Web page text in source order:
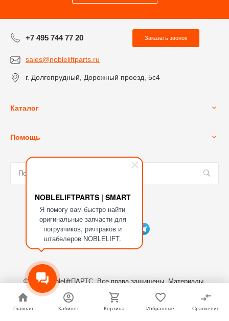
NOBLELIFTPARTS | SMART
Я помогу вам быстро найти
оригинальные запчасти для
погрузчиков, ричтраков и
штабелеров NOBLELIFT.
Главная Кабинет Корзина Избранные Сравнение
Главная Кабинет Корзина Избранные Сравнение
+7 495 744 77 20 Заказать звонок
sales@nobleliftparts.ru
г. Долгопрудный, Дорожный проезд, 5с4
Каталог
Помощь
Мы в соц. сетях
© 2023 NobleliftПАРТС, Все права защищены. Материалы,
размещенные на сайте являются собственностью ООО
"СКЛАДСКИЕ МАШИНЫ"